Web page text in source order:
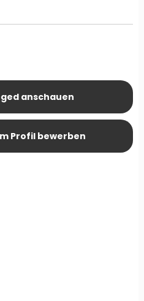
anschauen
Profil bewerben